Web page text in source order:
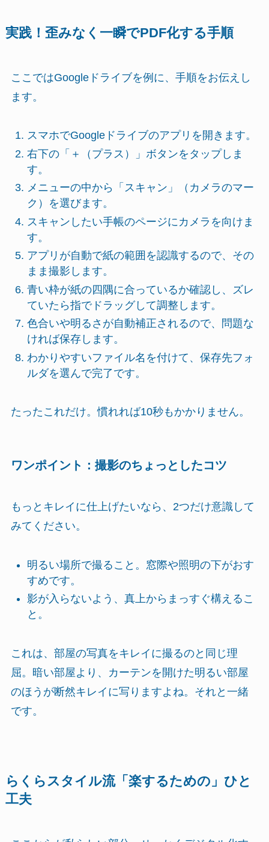
実践！歪みなく一瞬でPDF化する手順
ここではGoogleドライブを例に、手順をお伝えし
ます。
スマホでGoogleドライブのアプリを開きます。
右下の「＋（プラス）」ボタンをタップしま
す。
メニューの中から「スキャン」（カメラのマー
ク）を選びます。
スキャンしたい手帳のページにカメラを向けま
す。
アプリが自動で紙の範囲を認識するので、その
まま撮影します。
青い枠が紙の四隅に合っているか確認し、ズレ
ていたら指でドラッグして調整します。
色合いや明るさが自動補正されるので、問題な
ければ保存します。
わかりやすいファイル名を付けて、保存先フォ
ルダを選んで完了です。
たったこれだけ。慣れれば10秒もかかりません。
ワンポイント：撮影のちょっとしたコツ
もっとキレイに仕上げたいなら、2つだけ意識して
みてください。
明るい場所で撮ること。窓際や照明の下がおす
すめです。
影が入らないよう、真上からまっすぐ構えるこ
と。
これは、部屋の写真をキレイに撮るのと同じ理
屈。暗い部屋より、カーテンを開けた明るい部屋
のほうが断然キレイに写りますよね。それと一緒
です。
らくらスタイル流「楽するための」ひと
工夫